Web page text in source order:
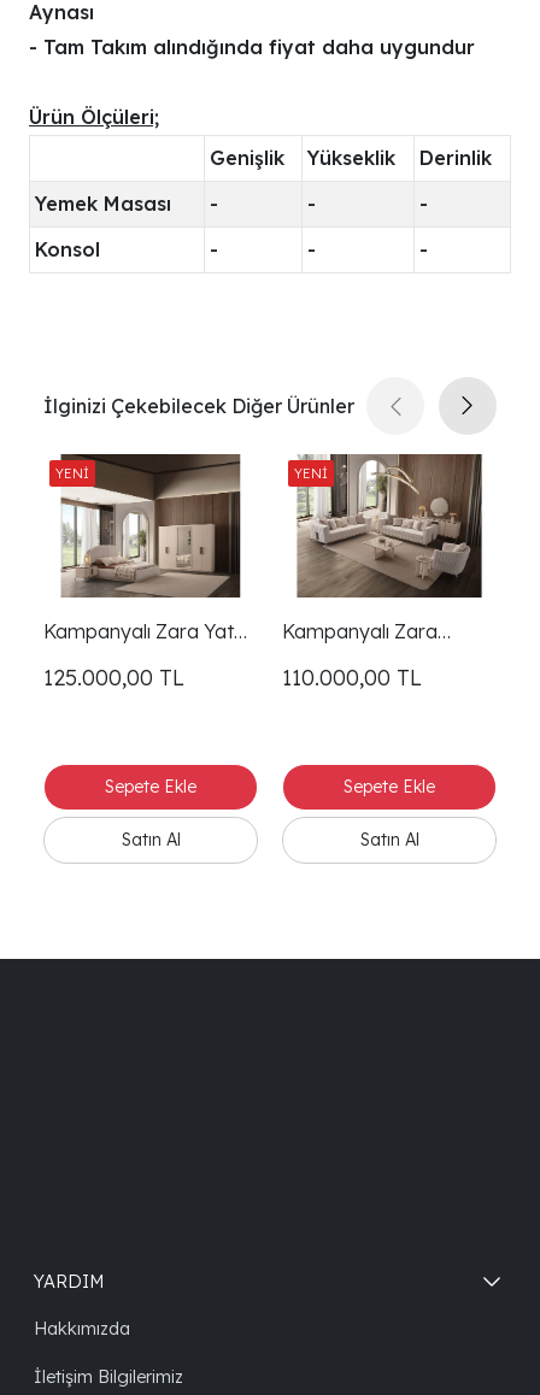
Aynası
- Tam Takım alındığında fiyat daha uygundur
Ürün Ölçüleri;
Genişlik
Yükseklik
Derinlik
Yemek Masası
- -
-
Konsol
- - -
İlginizi Çekebilecek Diğer Ürünler
Kampanyalı Zara Yatak
125.000,00 TL
Kampanyalı Zara
110.000,00 TL
YARDIM
Hakkımızda
İletişim Bilgilerimiz